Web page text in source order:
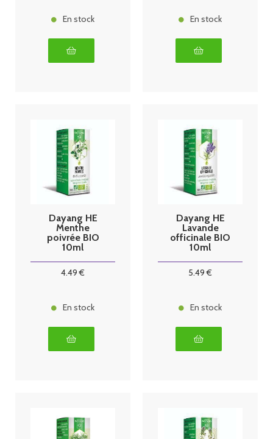
En stock En stock
Dayang HE
Menthe
poivrée BIO
10ml
4.49 €
En stock
Dayang HE
Lavande
officinale BIO
10ml
5.49 €
En stock